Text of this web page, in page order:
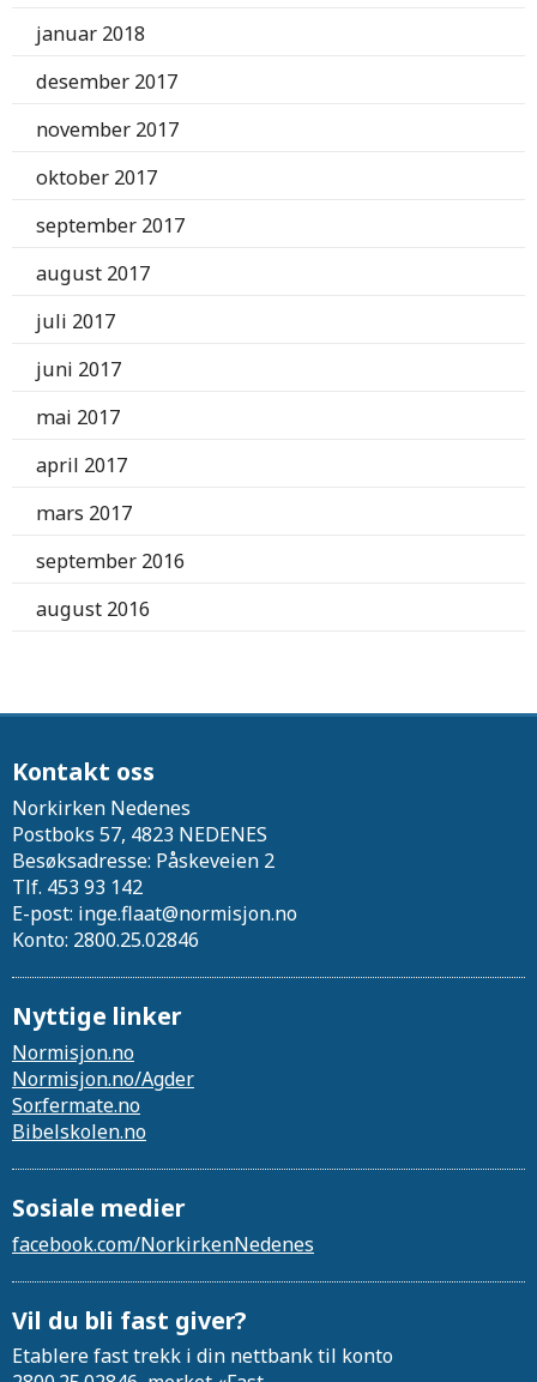
januar 2018
desember 2017
november 2017
oktober 2017
september 2017
august 2017
juli 2017
juni 2017
mai 2017
april 2017
mars 2017
september 2016
august 2016
Kontakt oss
Norkirken Nedenes
Postboks 57, 4823 NEDENES
Besøksadresse: Påskeveien 2
Tlf. 453 93 142
E-post: inge.flaat@normisjon.no
Konto: 2800.25.02846
Nyttige linker
Normisjon.no
Normisjon.no/Agder
Sor.fermate.no
Bibelskolen.no
Sosiale medier
facebook.com/NorkirkenNedenes
Vil du bli fast giver?
Etablere fast trekk i din nettbank til konto